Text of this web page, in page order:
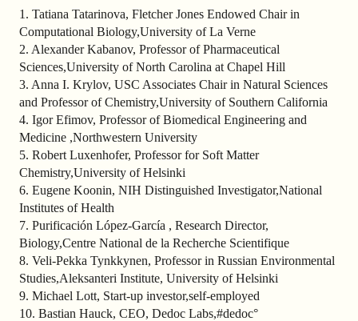
1. Tatiana Tatarinova, Fletcher Jones Endowed Chair in
Computational Biology,University of La Verne
2. Alexander Kabanov, Professor of Pharmaceutical
Sciences,University of North Carolina at Chapel Hill
3. Anna I. Krylov, USC Associates Chair in Natural Sciences
and Professor of Chemistry,University of Southern California
4. Igor Efimov, Professor of Biomedical Engineering and
Medicine ,Northwestern University
5. Robert Luxenhofer, Professor for Soft Matter
Chemistry,University of Helsinki
6. Eugene Koonin, NIH Distinguished Investigator,National
Institutes of Health
7. Purificación López-García , Research Director,
Biology,Centre National de la Recherche Scientifique
8. Veli-Pekka Tynkkynen, Professor in Russian Environmental
Studies,Aleksanteri Institute, University of Helsinki
9. Michael Lott, Start-up investor,self-employed
10. Bastian Hauck, CEO, Dedoc Labs,#dedoc°